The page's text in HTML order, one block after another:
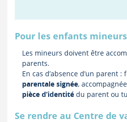
Pour les enfants mineurs
Les mineurs doivent être
parents.
En cas d’absence d’un parent :
parentale signée,
pièce d’identité du parent ou
Se rendre au Centre de